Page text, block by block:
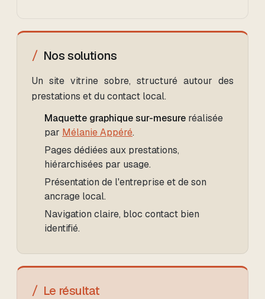
Nos solutions
Un site vitrine sobre, structuré autour des
prestations et du contact local.
Maquette graphique sur-mesure réalisée
par Mélanie Appéré.
Pages dédiées aux prestations,
hiérarchisées par usage.
Présentation de l'entreprise et de son
ancrage local.
Navigation claire, bloc contact bien
identifié.
Le résultat